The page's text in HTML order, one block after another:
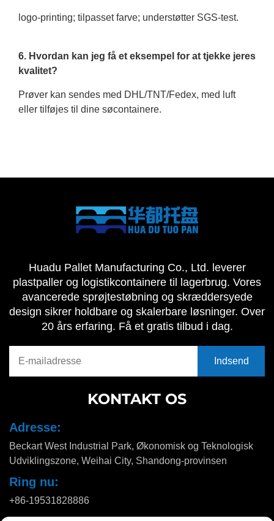
logo-printing; tilpasset farve; understøtter SGS-test.
6. Hvordan kan jeg få et eksempel for at tjekke jeres
kvalitet?
Prøver kan sendes med DHL/TNT/Fedex, med luft
eller tilføjes til dine søcontainere.
Huadu Pallet Manufacturing Co., Ltd. leverer
plastpaller og logistikcontainere til lagerbrug. Vores
avancerede sprøjtestøbning og skræddersyede
design sikrer holdbare og skalerbare løsninger. Over
20 års erfaring. Få et gratis tilbud i dag.
KONTAKT OS
Adresse:
Beckart West Industrial Park, Økonomisk og Teknologisk
Udviklingszone, Weihai City, Shandong-provinsen
Ring nu:
+86-19531828886